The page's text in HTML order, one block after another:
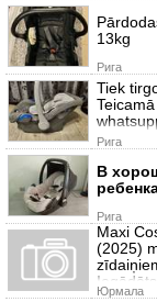
13kg
Рига
Tiek
Рига
В
Рига
Maxi
(2025)
Юрмала